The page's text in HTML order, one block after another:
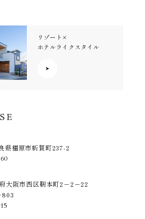
リゾート×
ホテルライクスタイル
橿原市新賀町237-2
大阪市西区靭本町2－2－22
803